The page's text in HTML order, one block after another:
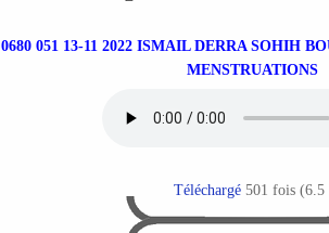
0680 051 13-11 2022 ISMAIL DERRA SOHIH
MENSTRUATIONS
Téléchargé 501 fois (6.5